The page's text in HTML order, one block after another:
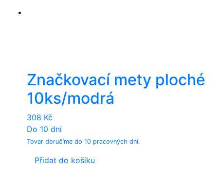
Značkovací mety ploché
10ks/modrá
308 Kč
Do 10 dní
Tovar doručíme do 10 pracovných dní.
Přidat do košíku